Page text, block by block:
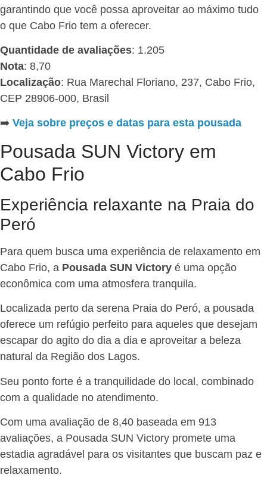
garantindo que você possa aproveitar ao máximo tudo
o que Cabo Frio tem a oferecer.
Quantidade de avaliações: 1.205
Nota: 8,70
Localização: Rua Marechal Floriano, 237, Cabo Frio,
CEP 28906-000, Brasil
➡️ Veja sobre preços e datas para esta pousada
Pousada SUN Victory em
Cabo Frio
Experiência relaxante na Praia do
Peró
Para quem busca uma experiência de relaxamento em
Cabo Frio, a Pousada SUN Victory é uma opção
econômica com uma atmosfera tranquila.
Localizada perto da serena Praia do Peró, a pousada
oferece um refúgio perfeito para aqueles que desejam
escapar do agito do dia a dia e aproveitar a beleza
natural da Região dos Lagos.
Seu ponto forte é a tranquilidade do local, combinado
com a qualidade no atendimento.
Com uma avaliação de 8,40 baseada em 913
avaliações, a Pousada SUN Victory promete uma
estadia agradável para os visitantes que buscam paz e
relaxamento.